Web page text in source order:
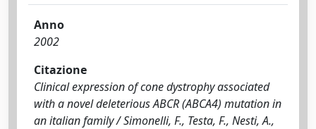
Anno
2002
Citazione
Clinical expression of cone dystrophy associated
with a novel deleterious ABCR (ABCA4) mutation in
an italian family / Simonelli, F., Testa, F., Nesti, A.,